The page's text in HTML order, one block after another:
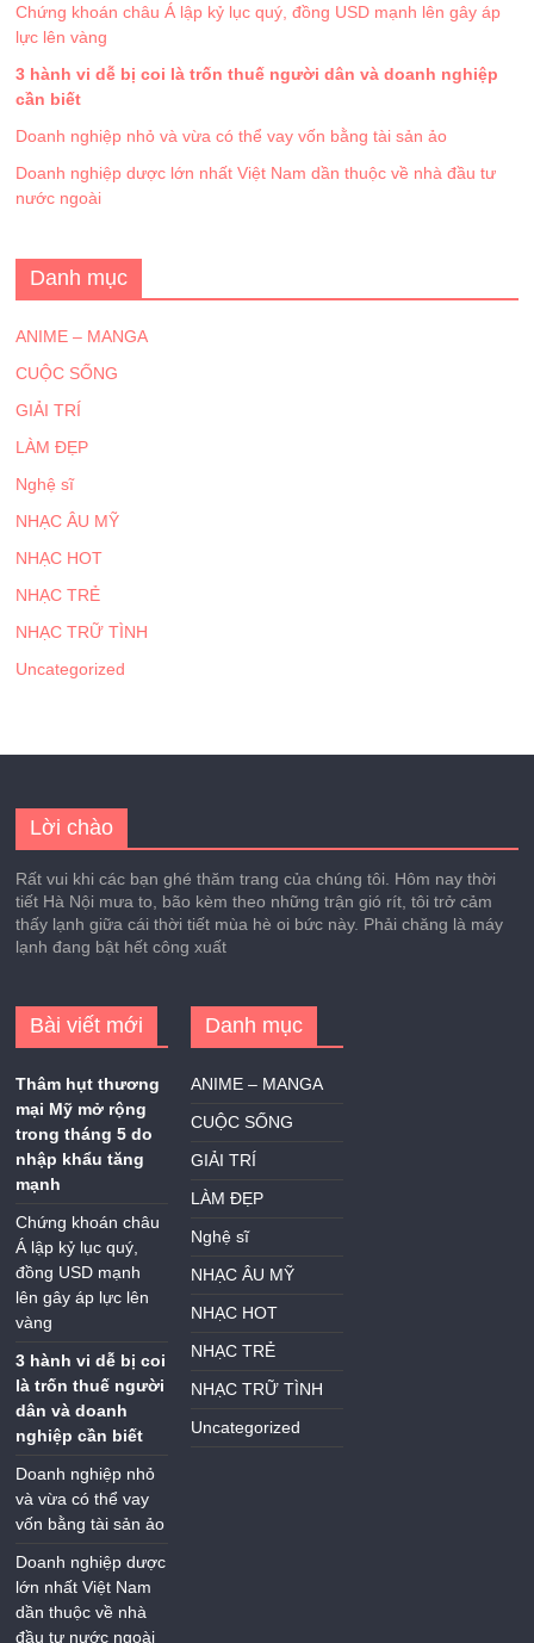
Chứng khoán châu Á lập kỷ lục quý, đồng USD mạnh lên gây áp
lực lên vàng
3 hành vi dễ bị coi là trốn thuế người dân và doanh nghiệp
cần biết
Doanh nghiệp nhỏ và vừa có thể vay vốn bằng tài sản ảo
Doanh nghiệp dược lớn nhất Việt Nam dần thuộc về nhà đầu tư
nước ngoài
Danh mục
ANIME – MANGA
CUỘC SỐNG
GIẢI TRÍ
LÀM ĐẸP
Nghệ sĩ
NHẠC ÂU MỸ
NHẠC HOT
NHẠC TRẺ
NHẠC TRỮ TÌNH
Uncategorized
Lời chào
Rất vui khi các bạn ghé thăm trang của chúng tôi. Hôm nay thời
tiết Hà Nội mưa to, bão kèm theo những trận gió rít, tôi trở cảm
thấy lạnh giữa cái thời tiết mùa hè oi bức này. Phải chăng là máy
lạnh đang bật hết công xuất
Bài viết mới
Thâm hụt thương
mại Mỹ mở rộng
trong tháng 5 do
nhập khẩu tăng
mạnh
Chứng khoán châu
Á lập kỷ lục quý,
đồng USD mạnh
lên gây áp lực lên
vàng
3 hành vi dễ bị coi
là trốn thuế người
dân và doanh
nghiệp cần biết
Doanh nghiệp nhỏ
và vừa có thể vay
vốn bằng tài sản ảo
Doanh nghiệp dược
lớn nhất Việt Nam
dần thuộc về nhà
đầu tư nước ngoài
Danh mục
ANIME – MANGA
CUỘC SỐNG
GIẢI TRÍ
LÀM ĐẸP
Nghệ sĩ
NHẠC ÂU MỸ
NHẠC HOT
NHẠC TRẺ
NHẠC TRỮ TÌNH
Uncategorized